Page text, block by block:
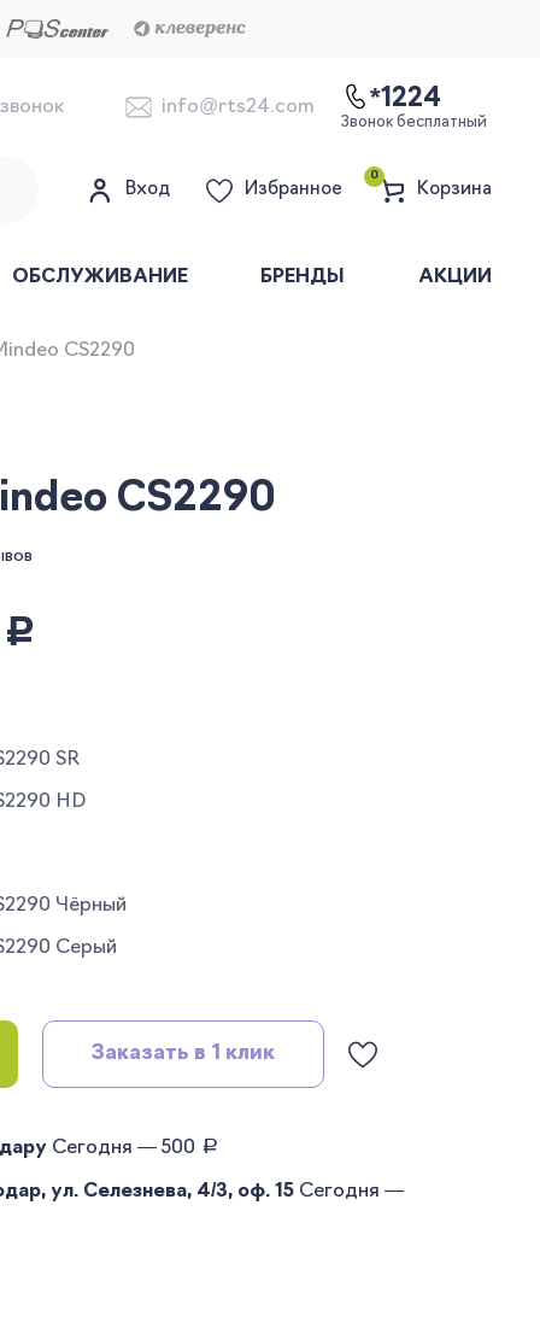
info@rts24.com *1224
Звонок бесплатный
Вход Избранное
0
Корзина
ОБСЛУЖИВАНИЕ БРЕНДЫ АКЦИИ
CS2290
CS2290
руб.
SR
HD
Чёрный
Серый
Заказать в 1 клик
Сегодня — 500 руб.
ул. Селезнева, 4/3, оф. 15 Сегодня —